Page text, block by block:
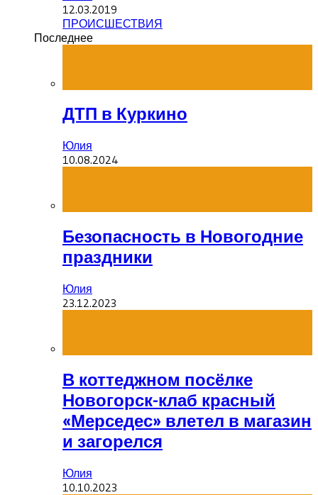
12.03.2019
ПРОИСШЕСТВИЯ
Последнее
ДТП в Куркино
Юлия
10.08.2024
Безопасность в Новогодние
праздники
Юлия
23.12.2023
В коттеджном посёлке
Новогорск-клаб красный
«Мерседес» влетел в магазин
и загорелся
Юлия
10.10.2023